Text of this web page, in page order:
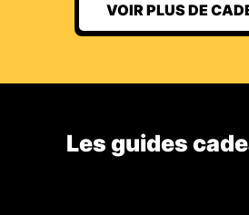
VOIR PLUS DE
Les guides